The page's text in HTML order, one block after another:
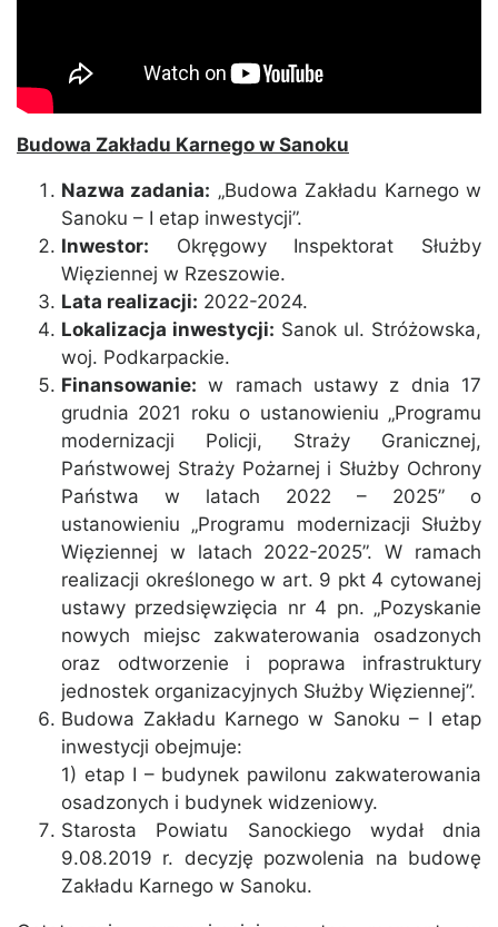
Budowa Zakładu Karnego w Sanoku
Nazwa zadania: „Budowa Zakładu Karnego w
Sanoku – I etap inwestycji”.
Inwestor: Okręgowy Inspektorat Służby
Więziennej w Rzeszowie.
Lata realizacji: 2022-2024.
Lokalizacja inwestycji: Sanok ul. Stróżowska,
woj. Podkarpackie.
Finansowanie: w ramach ustawy z dnia 17
grudnia 2021 roku o ustanowieniu „Programu
modernizacji Policji, Straży Granicznej,
Państwowej Straży Pożarnej i Służby Ochrony
Państwa w latach 2022 – 2025” o
ustanowieniu „Programu modernizacji Służby
Więziennej w latach 2022-2025”. W ramach
realizacji określonego w art. 9 pkt 4 cytowanej
ustawy przedsięwzięcia nr 4 pn. „Pozyskanie
nowych miejsc zakwaterowania osadzonych
oraz odtworzenie i poprawa infrastruktury
jednostek organizacyjnych Służby Więziennej”.
Budowa Zakładu Karnego w Sanoku – I etap
inwestycji obejmuje:
1) etap I – budynek pawilonu zakwaterowania
osadzonych i budynek widzeniowy.
Starosta Powiatu Sanockiego wydał dnia
9.08.2019 r. decyzję pozwolenia na budowę
Zakładu Karnego w Sanoku.